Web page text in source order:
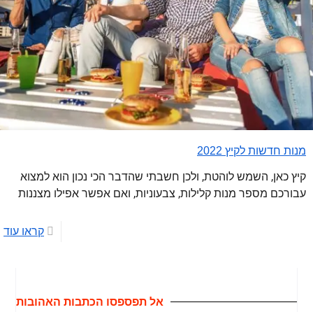
מנות חדשות לקיץ 2022
קיץ כאן, השמש לוהטת, ולכן חשבתי שהדבר הכי נכון הוא למצוא
עבורכם מספר מנות קלילות, צבעוניות, ואם אפשר אפילו מצננות
קראו עוד
אל תפספסו הכתבות האהובות